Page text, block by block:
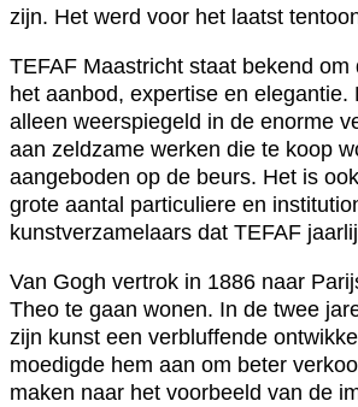
zijn. Het werd voor het laatst
TEFAF Maastricht staat bekend om
het aanbod, expertise en elegantie.
alleen weerspiegeld in de enorme
aan zeldzame werken die te koop
aangeboden op de beurs. Het is
grote aantal particuliere en
kunstverzamelaars dat TEFAF
Van Gogh vertrok in 1886 naar
Theo te gaan wonen. In de twee
zijn kunst een verbluffende
moedigde hem aan om beter
maken naar het voorbeeld van de